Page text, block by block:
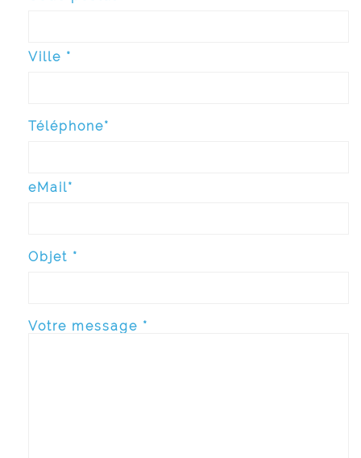
Ville *
Téléphone*
eMail*
Objet *
Votre message *